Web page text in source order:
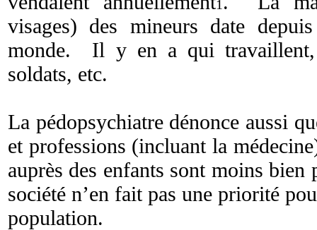
1
visages) des mineurs date
monde. Il y en a qui travaillent,
soldats, etc.
La pédopsychiatre dénonce aussi
et professions (incluant la
auprès des enfants sont moins
société n’en fait pas une priorité
population.